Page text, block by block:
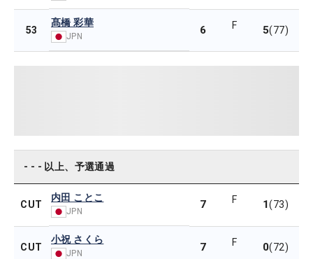
53
髙橋 彩華
JPN 6 F 5(77)
- - - 以上、予選通過
CUT
内田 ことこ
JPN
7 F 1(73)
CUT
小祝 さくら
JPN 7 F 0(72)